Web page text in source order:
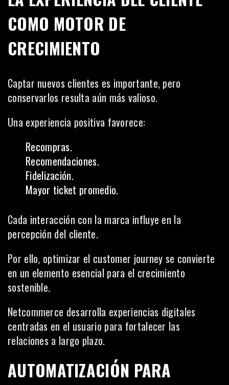
COMO MOTOR DE
CRECIMIENTO
Captar nuevos clientes es importante, pero
conservarlos resulta aún más valioso.
Una experiencia positiva favorece:
Recompras.
Recomendaciones.
Fidelización.
Mayor ticket promedio.
Cada interacción con la marca influye en la
percepción del cliente.
Por ello, optimizar el customer journey se convierte
en un elemento esencial para el crecimiento
sostenible.
Netcommerce desarrolla experiencias digitales
centradas en el usuario para fortalecer las
relaciones a largo plazo.
AUTOMATIZACIÓN PARA